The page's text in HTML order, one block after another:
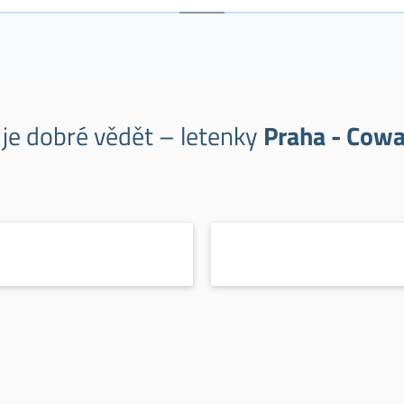
dobré vědět – letenky Praha -